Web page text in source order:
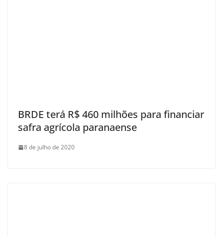
BRDE terá R$ 460 milhões para financiar
safra agrícola paranaense
8 de julho de 2020